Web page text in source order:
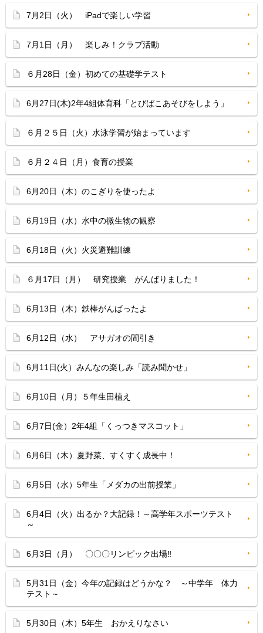
7月2日（火） iPadで楽しい学習
7月1日（月） 楽しみ！クラブ活動
６月28日（金）初めての基礎学テスト
6月27日(木)2年4組体育科「とびばこあそびをしよう」
６月２５日（火）水泳学習が始まっています
６月２４日（月）食育の授業
6月20日（木）のこぎりを使ったよ
6月19日（水）水中の微生物の観察
6月18日（火）火災避難訓練
６月17日（月） 研究授業 がんばりました！
6月13日（木）鉄棒がんばったよ
6月12日（水） アサガオの間引き
6月11日(火）みんなの楽しみ「読み聞かせ」
6月10日（月）５年生田植え
6月7日(金）2年4組「くっつきマスコット」
6月6日（木）夏野菜、すくすく成長中！
6月5日（水）5年生「メダカの出前授業」
6月4日（火）出るか？大記録！～高学年スポーツテスト
～
6月3日（月） 〇〇〇リンピック出場‼
5月31日（金）今年の記録はどうかな？ ～中学年 体力
テスト～
5月30日（木）5年生 おかえりなさい